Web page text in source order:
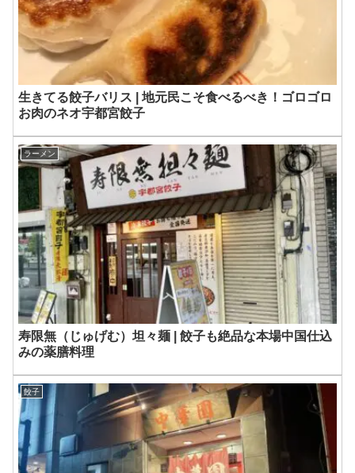
生きてる餃子バリス | 地元民こそ食べるべき！ゴロゴロ
お肉のネオ宇都宮餃子
ラーメン
寿限無（じゅげむ）坦々麺 | 餃子も絶品な本場中国仕込
みの薬膳料理
餃子